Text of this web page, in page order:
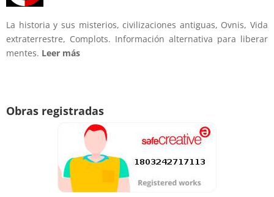
La historia y sus misterios, civilizaciones antiguas, Ovnis, Vida
extraterrestre, Complots. Información alternativa para liberar
mentes. Leer más
Obras registradas